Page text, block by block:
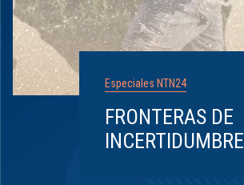
Especiales NTN24
FRONTERAS DE
INCERTIDUMBRE